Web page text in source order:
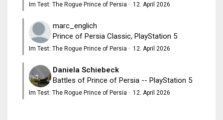
Im Test: The Rogue Prince of Persia · 12. April 2026
marc_englich
Prince of Persia Classic, PlayStation 5
Im Test: The Rogue Prince of Persia · 12. April 2026
Daniela Schiebeck
Battles of Prince of Persia -- PlayStation 5
Im Test: The Rogue Prince of Persia · 12. April 2026